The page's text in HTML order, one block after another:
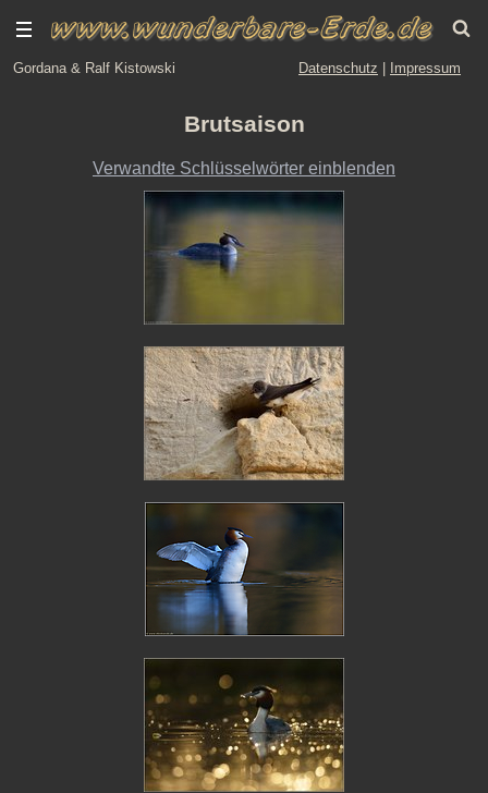
Gordana & Ralf Kistowski Datenschutz Impressum
Brutsaison
Verwandte Schlüsselwörter einblenden